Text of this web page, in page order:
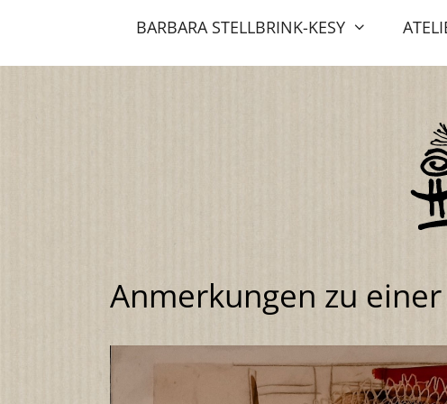
BARBARA STELLBRINK-KESY
Anmerkungen zu